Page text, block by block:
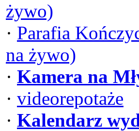
żywo)
· Parafia
na żywo)
· Kamera na
· videorepotaże
· Kalendarz